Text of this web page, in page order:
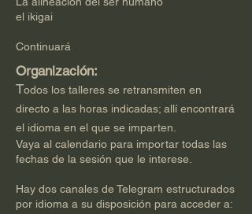
el ikigai
Continuará
Organización:
Todos los talleres se retransmiten en
directo a las horas indicadas; allí encontrará
el idioma en el que se imparten.
Vaya al calendario para importar todas las
fechas de la sesión que le interese.
Hay dos canales de Telegram estructurados
por idioma a su disposición para acceder a: